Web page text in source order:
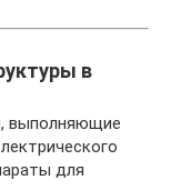
в
выполняющие
для